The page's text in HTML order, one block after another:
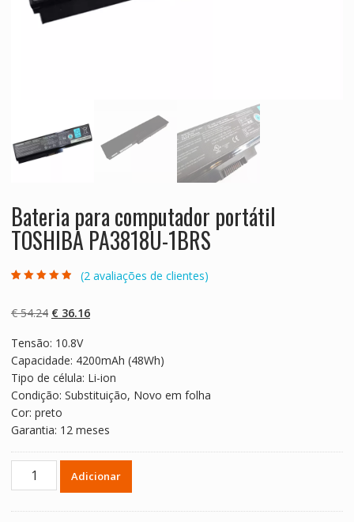
Bateria para computador portátil
TOSHIBA PA3818U-1BRS
5 com base
em
clientes
(2 avaliações de clientes)
€54.24 O
original
era:
€ 54.24.
€36.16O
é:
€ 36.16.
Tensão: 10.8V
Capacidade: 4200mAh (48Wh)
Tipo de célula: Li-ion
Condição: Substituição, Novo em folha
Cor: preto
Garantia: 12 meses
Quantidade
Adicionar